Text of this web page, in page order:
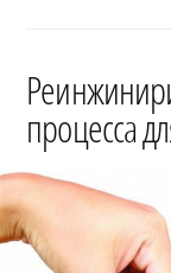
подходом
•
Виталий
для
точного
управление
эффективного
развития
процесса